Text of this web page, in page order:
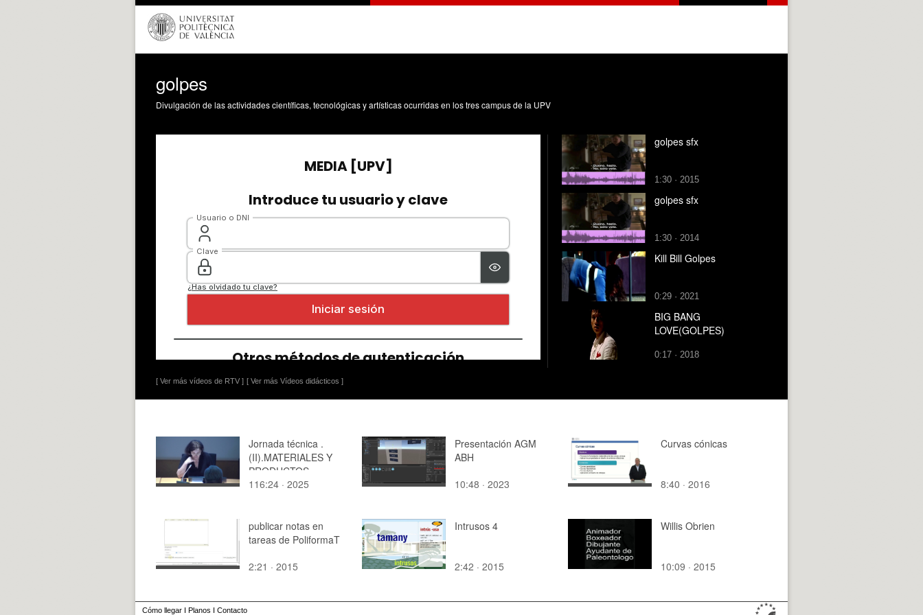
golpes
Divulgación de las actividades científicas, tecnológicas y artísticas ocurridas en los tres campus de la UPV
[ Ver más vídeos de RTV ] [ Ver más Vídeos didácticos ]
golpes sfx
1:30 · 2015
golpes sfx
1:30 · 2014
Kill Bill Golpes
0:29 · 2021
BIG BANG
LOVE(GOLPES)
0:17 · 2018
Jornada técnica .
(II).MATERIALES Y
PRODUCTOS
NATURALES Y
CONSTRUCCIÓN
DESCARBONIZADA
116:24 · 2025
Presentación AGM
ABH
10:48 · 2023
Curvas cónicas
8:40 · 2016
publicar notas en
tareas de PoliformaT
2:21 · 2015
Intrusos 4
2:42 · 2015
Willis Obrien
10:09 · 2015
Cómo llegar I Planos I Contacto